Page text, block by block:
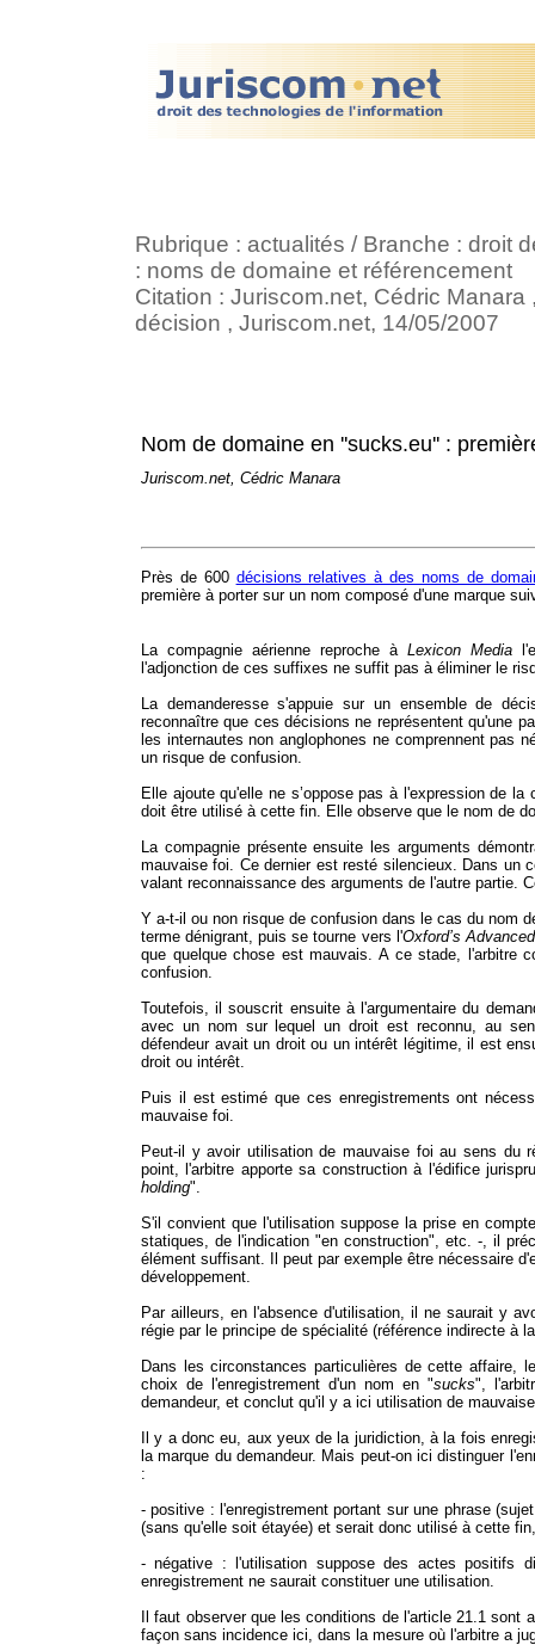
Rubrique : actualités / Branche : droit
: noms de domaine et référencement
Citation : Juriscom.net, Cédric
décision , Juriscom.net, 14/05/2007
Nom de domaine en ''sucks.eu'' :
Juriscom.net, Cédric Manara
Près de 600 décisions relatives à des noms de
première à porter sur un nom composé d'une marque
La compagnie aérienne reproche à Lexicon Media
l'adjonction de ces suffixes ne suffit pas à éliminer le
La demanderesse s'appuie sur un ensemble de
reconnaître que ces décisions ne représentent qu'une
les internautes non anglophones ne comprennent pas
un risque de confusion.
Elle ajoute qu'elle ne s’oppose pas à l'expression de
doit être utilisé à cette fin. Elle observe que le nom de
La compagnie présente ensuite les arguments
mauvaise foi. Ce dernier est resté silencieux. Dans un
valant reconnaissance des arguments de l'autre partie.
Y a-t-il ou non risque de confusion dans le cas du nom
terme dénigrant, puis se tourne vers l'Oxford’s
que quelque chose est mauvais. A ce stade, l'arbitre
confusion.
Toutefois, il souscrit ensuite à l'argumentaire du
avec un nom sur lequel un droit est reconnu, au
défendeur avait un droit ou un intérêt légitime, il est
droit ou intérêt.
Puis il est estimé que ces enregistrements ont
mauvaise foi.
Peut-il y avoir utilisation de mauvaise foi au sens du
point, l'arbitre apporte sa construction à l'édifice
holding".
S'il convient que l'utilisation suppose la prise en
statiques, de l'indication "en construction", etc. -, il
élément suffisant. Il peut par exemple être nécessaire
développement.
Par ailleurs, en l'absence d'utilisation, il ne saurait y
régie par le principe de spécialité (référence indirecte à
Dans les circonstances particulières de cette affaire,
choix de l'enregistrement d'un nom en "sucks",
demandeur, et conclut qu'il y a ici utilisation de
Il y a donc eu, aux yeux de la juridiction, à la fois
la marque du demandeur. Mais peut-on ici distinguer
:
- positive : l'enregistrement portant sur une phrase
(sans qu'elle soit étayée) et serait donc utilisé à cette
- négative : l'utilisation suppose des actes positifs
enregistrement ne saurait constituer une utilisation.
Il faut observer que les conditions de l'article 21.1
façon sans incidence ici, dans la mesure où l'arbitre a